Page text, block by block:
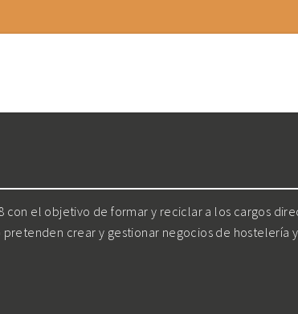
el objetivo de formar y reciclar a los cargos
crear y gestionar negocios de hostelería